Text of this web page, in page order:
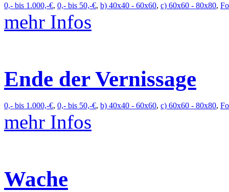
0,- bis 1.000,-€, 0,- bis 50,-€, b) 40x40 - 60x60, c) 60x60 - 80x80,
mehr Infos
Ende der Vernissage
0,- bis 1.000,-€, 0,- bis 50,-€, b) 40x40 - 60x60, c) 60x60 - 80x80,
mehr Infos
Wache